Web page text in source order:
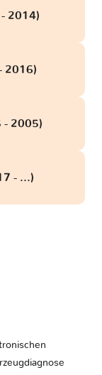
2014)
2016)
- 2005)
- ...)